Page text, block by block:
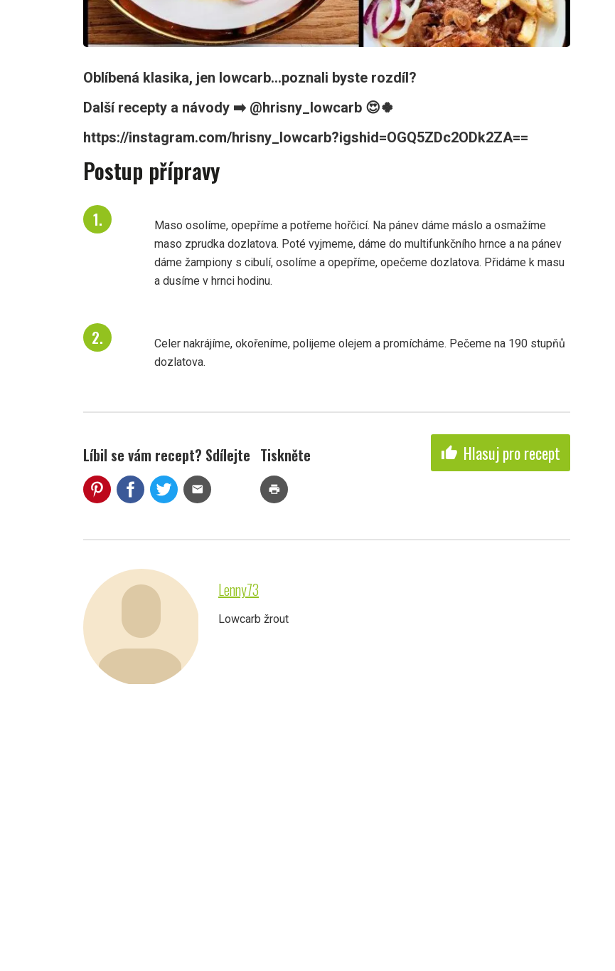
Oblíbená klasika, jen lowcarb...poznali byste rozdíl?
Další recepty a návody ➡️ @hrisny_lowcarb 😍🍀
https://instagram.com/hrisny_lowcarb?igshid=OGQ5ZDc2ODk2ZA==
Postup přípravy
Maso osolíme, opepříme a potřeme hořčicí. Na pánev dáme máslo a osmažíme
maso zprudka dozlatova. Poté vyjmeme, dáme do multifunkčního hrnce a na pánev
dáme žampiony s cibulí, osolíme a opepříme, opečeme dozlatova. Přidáme k masu
a dusíme v hrnci hodinu.
Celer nakrájíme, okořeníme, polijeme olejem a promícháme. Pečeme na 190 stupňů
dozlatova.
Líbil se vám recept? Sdílejte
mail
Tiskněte
print
thumb_up Hlasuj pro recept
Lenny73
Lowcarb žrout